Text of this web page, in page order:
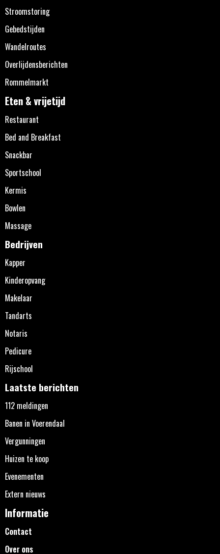
Stroomstoring
Gebedstijden
Wandelroutes
Overlijdensberichten
Rommelmarkt
Eten & vrijetijd
Restaurant
Bed and Breakfast
Snackbar
Sportschool
Kermis
Bowlen
Massage
Bedrijven
Kapper
Kinderopvang
Makelaar
Tandarts
Notaris
Pedicure
Rijschool
Laatste berichten
112 meldingen
Banen in Voerendaal
Vergunningen
Huizen te koop
Evenementen
Extern nieuws
Informatie
Contact
Over ons